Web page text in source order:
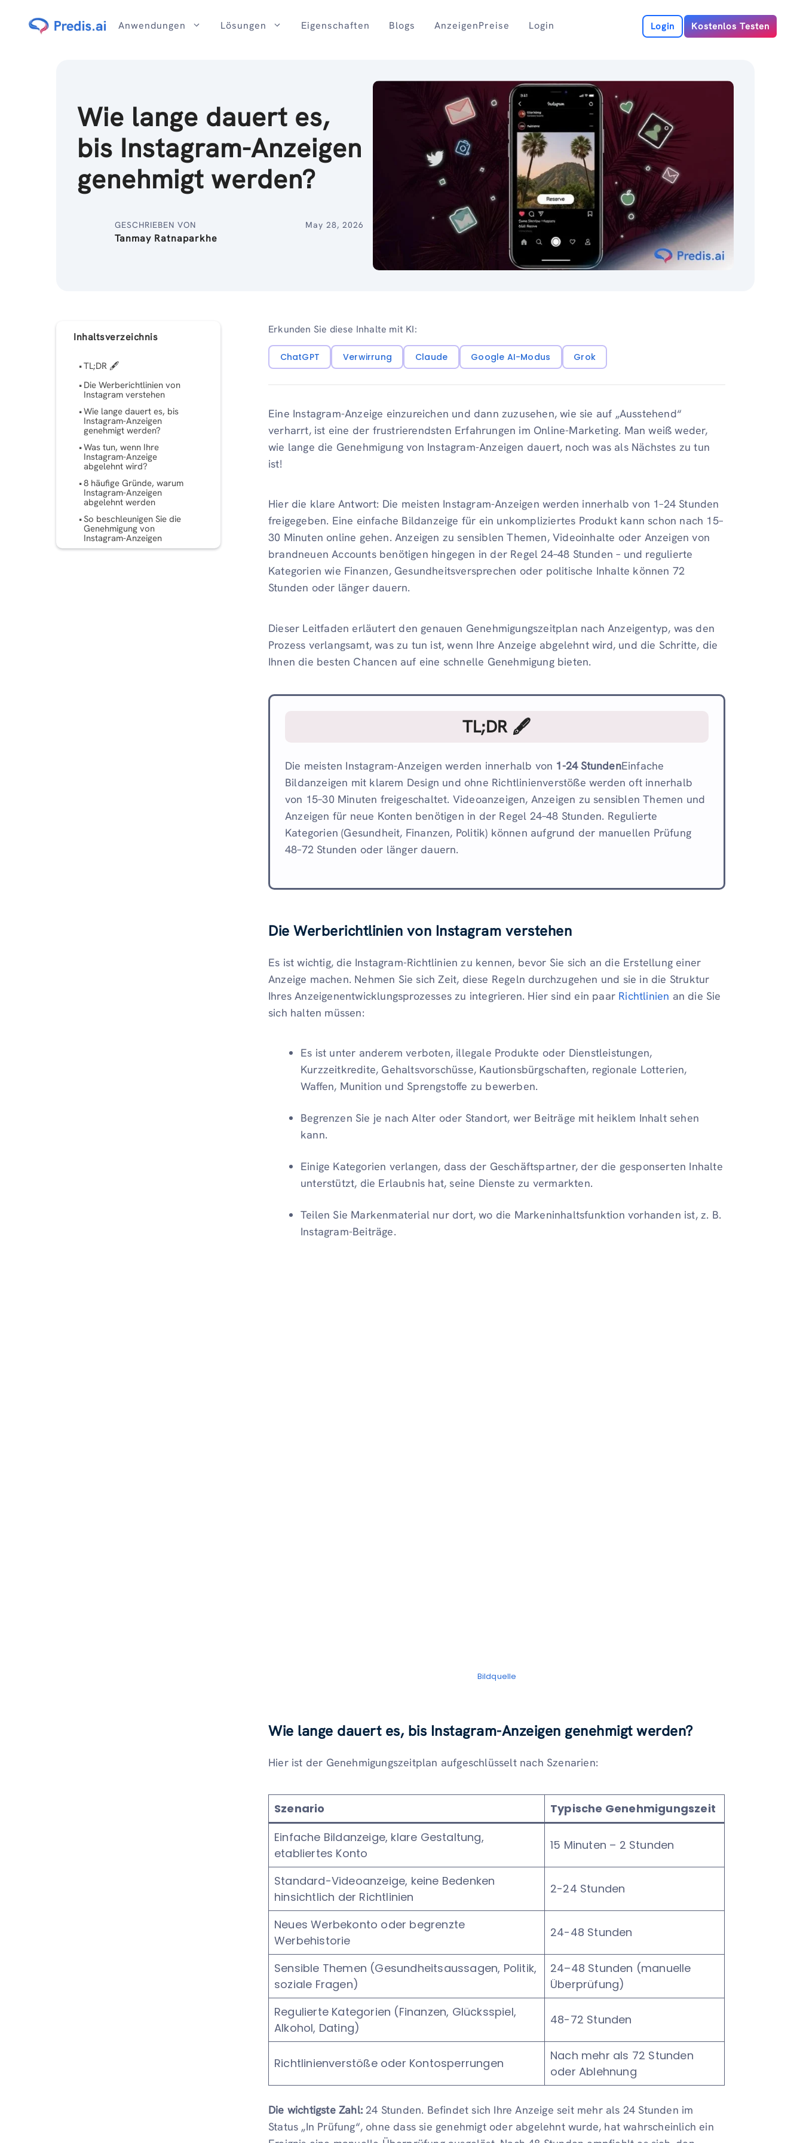
Anwendungen Lösungen Eigenschaften Blogs AnzeigenPreise Login Login Kostenlos Testen
Wie lange dauert es,
bis Instagram-Anzeigen
genehmigt werden?
GESCHRIEBEN VON
Tanmay Ratnaparkhe
May 28, 2026
Inhaltsverzeichnis
TL;DR 🖋
Die Werberichtlinien von
Instagram verstehen
Wie lange dauert es, bis
Instagram-Anzeigen
genehmigt werden?
Was tun, wenn Ihre
Instagram-Anzeige
abgelehnt wird?
8 häufige Gründe, warum
Instagram-Anzeigen
abgelehnt werden
So beschleunigen Sie die
Genehmigung von
Instagram-Anzeigen
Erkunden Sie diese Inhalte mit KI:
ChatGPT Verwirrung Claude Google AI-Modus Grok
Eine Instagram-Anzeige einzureichen und dann zuzusehen, wie sie auf „Ausstehend“
verharrt, ist eine der frustrierendsten Erfahrungen im Online-Marketing. Man weiß weder,
wie lange die Genehmigung von Instagram-Anzeigen dauert, noch was als Nächstes zu tun
ist!
Hier die klare Antwort: Die meisten Instagram-Anzeigen werden innerhalb von 1–24 Stunden
freigegeben. Eine einfache Bildanzeige für ein unkompliziertes Produkt kann schon nach 15–
30 Minuten online gehen. Anzeigen zu sensiblen Themen, Videoinhalte oder Anzeigen von
brandneuen Accounts benötigen hingegen in der Regel 24–48 Stunden – und regulierte
Kategorien wie Finanzen, Gesundheitsversprechen oder politische Inhalte können 72
Stunden oder länger dauern.
Dieser Leitfaden erläutert den genauen Genehmigungszeitplan nach Anzeigentyp, was den
Prozess verlangsamt, was zu tun ist, wenn Ihre Anzeige abgelehnt wird, und die Schritte, die
Ihnen die besten Chancen auf eine schnelle Genehmigung bieten.
TL;DR 🖋
Die meisten Instagram-Anzeigen werden innerhalb von 1-24 StundenEinfache
Bildanzeigen mit klarem Design und ohne Richtlinienverstöße werden oft innerhalb
von 15–30 Minuten freigeschaltet. Videoanzeigen, Anzeigen zu sensiblen Themen und
Anzeigen für neue Konten benötigen in der Regel 24–48 Stunden. Regulierte
Kategorien (Gesundheit, Finanzen, Politik) können aufgrund der manuellen Prüfung
48–72 Stunden oder länger dauern.
Die Werberichtlinien von Instagram verstehen
Es ist wichtig, die Instagram-Richtlinien zu kennen, bevor Sie sich an die Erstellung einer
Anzeige machen. Nehmen Sie sich Zeit, diese Regeln durchzugehen und sie in die Struktur
Ihres Anzeigenentwicklungsprozesses zu integrieren. Hier sind ein paar Richtlinien an die Sie
sich halten müssen:
Es ist unter anderem verboten, illegale Produkte oder Dienstleistungen,
Kurzzeitkredite, Gehaltsvorschüsse, Kautionsbürgschaften, regionale Lotterien,
Waffen, Munition und Sprengstoffe zu bewerben.
Begrenzen Sie je nach Alter oder Standort, wer Beiträge mit heiklem Inhalt sehen
kann.
Einige Kategorien verlangen, dass der Geschäftspartner, der die gesponserten Inhalte
unterstützt, die Erlaubnis hat, seine Dienste zu vermarkten.
Teilen Sie Markenmaterial nur dort, wo die Markeninhaltsfunktion vorhanden ist, z. B.
Instagram-Beiträge.
Bildquelle
Wie lange dauert es, bis Instagram-Anzeigen genehmigt werden?
Hier ist der Genehmigungszeitplan aufgeschlüsselt nach Szenarien:
Szenario
Typische Genehmigungszeit
Einfache Bildanzeige, klare Gestaltung,
etabliertes Konto
15 Minuten – 2 Stunden
Standard-Videoanzeige, keine Bedenken
hinsichtlich der Richtlinien
2-24 Stunden
Neues Werbekonto oder begrenzte
Werbehistorie
24-48 Stunden
Sensible Themen (Gesundheitsaussagen, Politik,
soziale Fragen)
24–48 Stunden (manuelle
Überprüfung)
Regulierte Kategorien (Finanzen, Glücksspiel,
Alkohol, Dating)
48-72 Stunden
Richtlinienverstöße oder Kontosperrungen
Nach mehr als 72 Stunden
oder Ablehnung
Die wichtigste Zahl: 24 Stunden. Befindet sich Ihre Anzeige seit mehr als 24 Stunden im
Status „In Prüfung“, ohne dass sie genehmigt oder abgelehnt wurde, hat wahrscheinlich ein